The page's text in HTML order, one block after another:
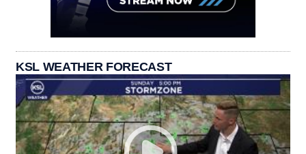
KSL WEATHER FORECAST